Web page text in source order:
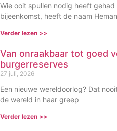
Wie ooit spullen nodig heeft
bijeenkomst, heeft de naam Heman
Verder lezen >>
Van onraakbaar tot goed
burgerreserves
27 juli, 2026
Een nieuwe wereldoorlog? Dat
de wereld in haar greep
Verder lezen >>